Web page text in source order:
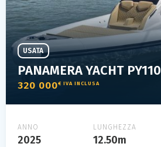
320 000€ IVA INCLUSA
USATA
ANNO
2025
LUNGHEZZA
12.50m